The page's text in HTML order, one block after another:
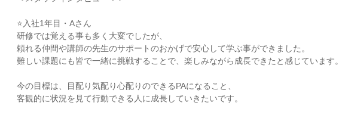
⭐入社1年目・Aさん
研修では覚える事も多く大変でしたが、
頼れる仲間や講師の先生のサポートのおかげで安心して学ぶ事ができました。
難しい課題にも皆で一緒に挑戦することで、楽しみながら成長できたと感じています。
今の目標は、目配り気配り心配りのできるPAになること、
客観的に状況を見て行動できる人に成長していきたいです。